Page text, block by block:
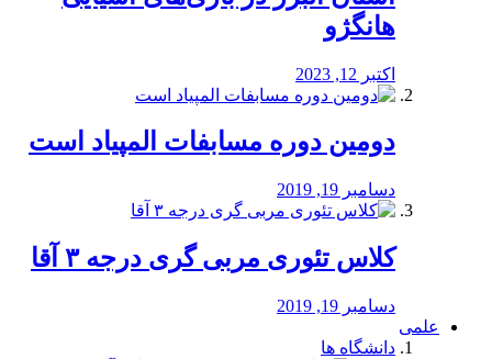
هانگژو
اکتبر 12, 2023
دومین دوره مسابفات المپیاد است
دسامبر 19, 2019
کلاس تئوری مربی گری درجه ۳ آقا
دسامبر 19, 2019
علمی
دانشگاه ها